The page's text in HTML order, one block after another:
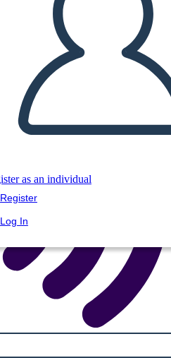
as an individual
Register
Log In
READ TO ME